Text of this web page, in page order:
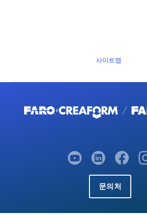
사이트맵
문의처